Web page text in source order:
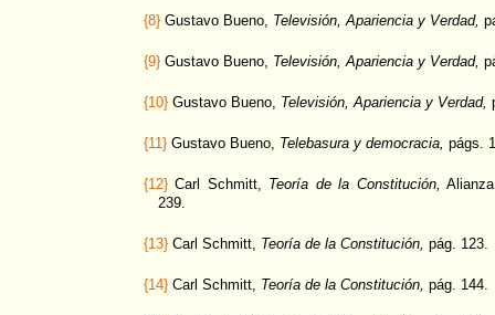
{8} Gustavo Bueno, Televisión, Apariencia y Verdad,
{9} Gustavo Bueno, Televisión, Apariencia y Verdad,
{10} Gustavo Bueno, Televisión, Apariencia y Verdad,
{11} Gustavo Bueno, Telebasura y democracia, págs.
{12} Carl Schmitt, Teoría de la Constitución,
239.
{13} Carl Schmitt, Teoría de la Constitución, pág. 123.
{14} Carl Schmitt, Teoría de la Constitución, pág. 144.